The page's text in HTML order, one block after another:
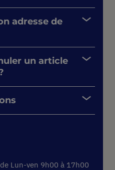
adresse de
un article
Lun-ven 9h00 à 17h00